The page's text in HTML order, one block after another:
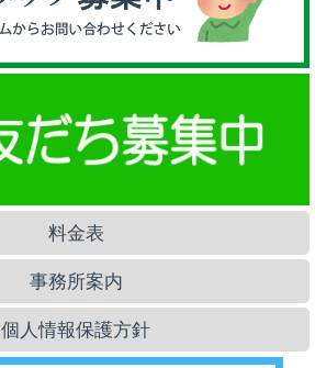
料金表
事務所案内
個人情報保護方針